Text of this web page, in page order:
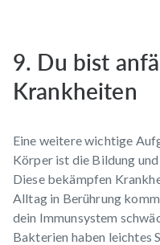
9. Du bist
Krankheiten
Eine weitere wichtige
Körper ist die Bildung
Diese bekämpfen
Alltag in Berührung
dein Immunsystem
Bakterien haben leichtes